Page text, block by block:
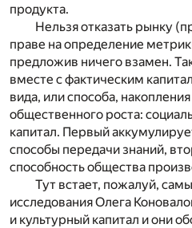
продукта.
Нельзя отказать рынку
праве на определение
предложив ничего взамен.
вместе с фактическим
вида, или способа,
общественного роста:
капитал. Первый
способы передачи знаний,
способность общества
Тут встает, пожалуй,
исследования Олега
и культурный капитал и они